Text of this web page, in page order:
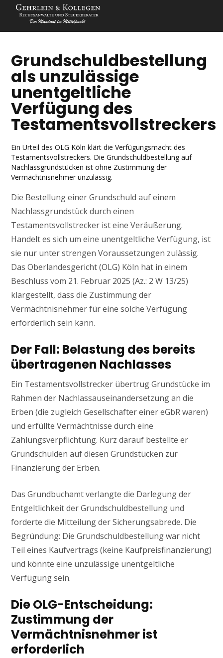
Grundschuldbestellung
als unzulässige
unentgeltliche
Verfügung des
Testamentsvollstreckers
Ein Urteil des OLG Köln klärt die Verfügungsmacht des
Testamentsvollstreckers. Die Grundschuldbestellung auf
Nachlassgrundstücken ist ohne Zustimmung der
Vermächtnisnehmer unzulässig.
Die Bestellung einer Grundschuld auf einem
Nachlassgrundstück durch einen
Testamentsvollstrecker ist eine Veräußerung.
Handelt es sich um eine unentgeltliche Verfügung, ist
sie nur unter strengen Voraussetzungen zulässig.
Das Oberlandesgericht (OLG) Köln hat in einem
Beschluss vom 21. Februar 2025 (Az.: 2 W 13/25)
klargestellt, dass die Zustimmung der
Vermächtnisnehmer für eine solche Verfügung
erforderlich sein kann.
Der Fall: Belastung des bereits
übertragenen Nachlasses
Ein Testamentsvollstrecker übertrug Grundstücke im
Rahmen der Nachlassauseinandersetzung an die
Erben (die zugleich Gesellschafter einer eGbR waren)
und erfüllte Vermächtnisse durch eine
Zahlungsverpflichtung. Kurz darauf bestellte er
Grundschulden auf diesen Grundstücken zur
Finanzierung der Erben.
Das Grundbuchamt verlangte die Darlegung der
Entgeltlichkeit der Grundschuldbestellung und
forderte die Mitteilung der Sicherungsabrede. Die
Begründung: Die Grundschuldbestellung war nicht
Teil eines Kaufvertrags (keine Kaufpreisfinanzierung)
und könnte eine unzulässige unentgeltliche
Verfügung sein.
Die OLG-Entscheidung:
Zustimmung der
Vermächtnisnehmer ist
erforderlich